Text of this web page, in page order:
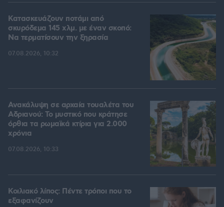
Κατασκευάζουν ποτάμι από
σκυρόδεμα 145 χλμ. με έναν σκοπό:
Να τερματίσουν την ξηρασία
07.08.2026, 10:32
Ανακάλυψη σε αρχαία τουαλέτα του
Αδριανού: Το μυστικό που κράτησε
όρθια τα ρωμαϊκά κτίρια για 2.000
χρόνια
07.08.2026, 10:33
Κοιλιακό λίπος: Πέντε τρόποι που το
εξαφανίζουν